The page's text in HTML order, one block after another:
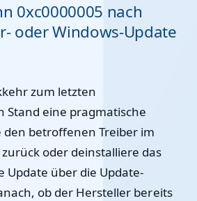
0xc0000005 nach
oder Windows-Update
zum letzten
eine pragmatische
den betroffenen Treiber im
oder deinstalliere das
Update über die Update-
ob der Hersteller bereits